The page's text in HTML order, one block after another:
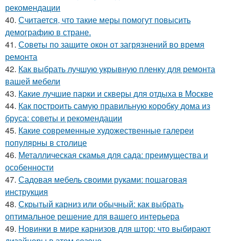
рекомендации
40. Считается, что такие меры помогут повысить
демографию в стране.
41. Советы по защите окон от загрязнений во время
ремонта
42. Как выбрать лучшую укрывную пленку для ремонта
вашей мебели
43. Какие лучшие парки и скверы для отдыха в Москве
44. Как построить самую правильную коробку дома из
бруса: советы и рекомендации
45. Какие современные художественные галереи
популярны в столице
46. Металлическая скамья для сада: преимущества и
особенности
47. Садовая мебель своими руками: пошаговая
инструкция
48. Скрытый карниз или обычный: как выбрать
оптимальное решение для вашего интерьера
49. Новинки в мире карнизов для штор: что выбирают